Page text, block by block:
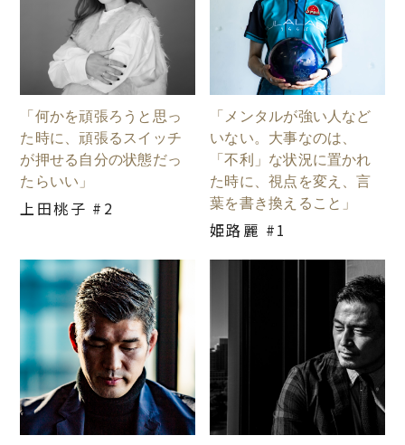
「何かを頑張ろうと思っ
た時に、頑張るスイッチ
が押せる自分の状態だっ
たらいい」
上田桃子 #2
「メンタルが強い人など
いない。大事なのは、
「不利」な状況に置かれ
た時に、視点を変え、言
葉を書き換えること」
姫路麗 #1